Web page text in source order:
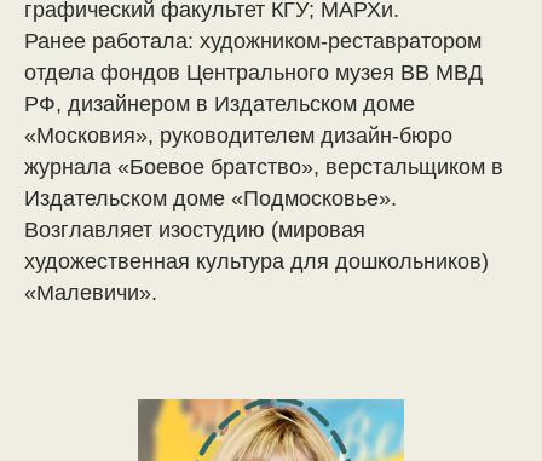
графический факультет КГУ; МАРХи.
Ранее работала: художником-реставратором
отдела фондов Центрального музея ВВ МВД
РФ, дизайнером в Издательском доме
«Московия», руководителем дизайн-бюро
журнала «Боевое братство», верстальщиком в
Издательском доме «Подмосковье».
Возглавляет изостудию (мировая
художественная культура для дошкольников)
«Малевичи».